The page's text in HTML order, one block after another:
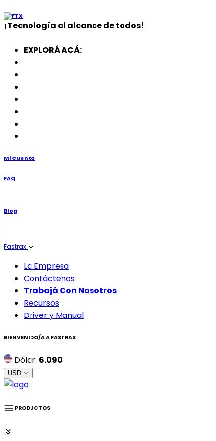
¡Tecnología al alcance de todos!
EXPLORÁ ACÁ:
Mi Cuenta
FAQ
Blog
Fastrax
La Empresa
Contáctenos
Trabajá Con Nosotros
Recursos
Driver y Manual
BIENVENIDO/A A FASTRAX
Dólar: 6.090
USD
PRODUCTOS